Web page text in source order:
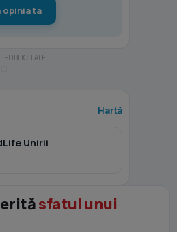
opinia ta
Hartă
Unirii
sfatul unui